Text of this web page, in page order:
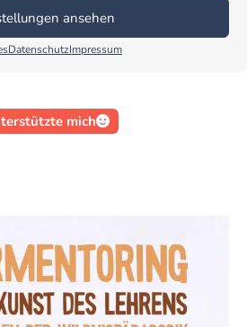
ansehen
DatenschutzImpressum
Seen südlich von Oldenburg.
mich